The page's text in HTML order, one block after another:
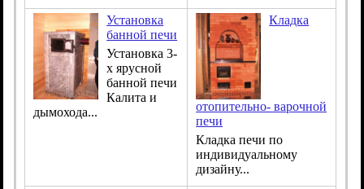
Установка
банной печи
Установка 3-
х ярусной
банной печи
Калита и
дымохода...
Кладка
отопительно- варочной
печи
Кладка печи по
индивидуальному
дизайну...